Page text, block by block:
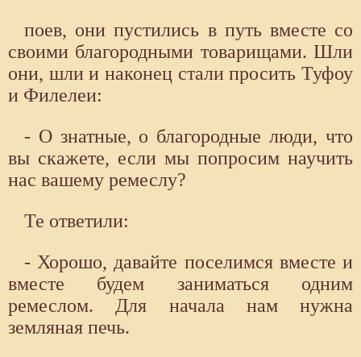
поев, они пустились в путь вместе со
своими благородными товарищами. Шли
они, шли и наконец стали просить Туфоу
и Филелеи:
- О знатные, о благородные люди, что
вы скажете, если мы попросим научить
нас вашему ремеслу?
Те ответили:
- Хорошо, давайте поселимся вместе и
вместе будем заниматься одним
ремеслом. Для начала нам нужна
земляная печь.